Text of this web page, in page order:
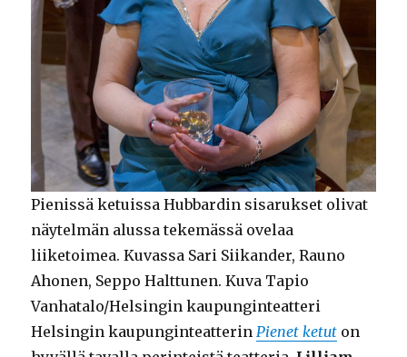
Pienissä ketuissa Hubbardin sisarukset olivat
näytelmän alussa tekemässä ovelaa
liiketoimea. Kuvassa Sari Siikander, Rauno
Ahonen, Seppo Halttunen. Kuva Tapio
Vanhatalo/Helsingin kaupunginteatteri
Helsingin kaupunginteatterin Pienet ketut on